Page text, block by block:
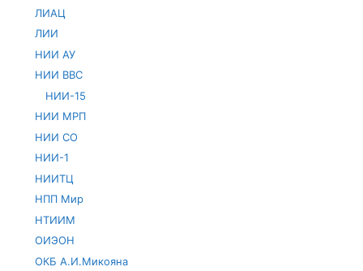
ЛИАЦ
ЛИИ
НИИ АУ
НИИ ВВС
НИИ-15
НИИ МРП
НИИ СО
НИИ-1
НИИТЦ
НПП Мир
НТИИМ
ОИЭОН
ОКБ А.И.Микояна